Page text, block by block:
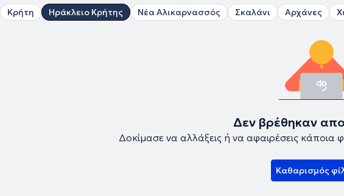
Κρήτη Ηράκλειο Κρήτης Νέα Αλικαρνασσός Σκαλάνι Αρχάνες
Δεν βρέθηκαν
Δοκίμασε να αλλάξεις ή να αφαιρέσεις κάποια
Καθαρισμός